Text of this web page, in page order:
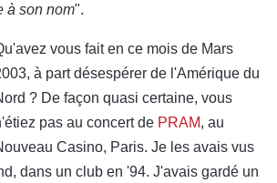
à son nom".
vous fait en ce mois de Mars
à part désespérer de l'Amérique du
? De façon quasi certaine, vous
pas au concert de PRAM, au
Casino, Paris. Je les avais vus
dans un club en '94. J'avais gardé un